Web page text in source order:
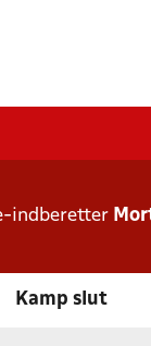
indberetter
Kamp slut